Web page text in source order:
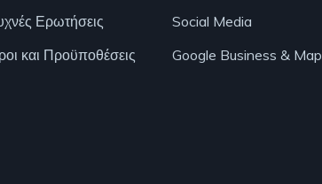
Ερωτήσεις
και Προϋποθέσεις
Social Media
Google Business &